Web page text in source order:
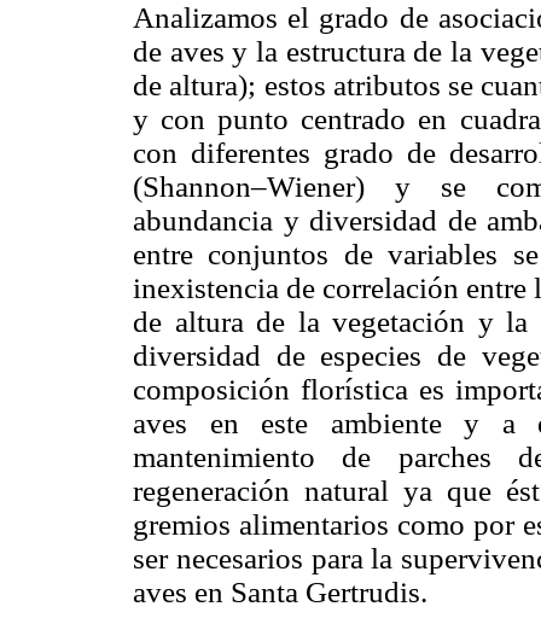
Analizamos el grado de
de aves y la estructura de la
de altura); estos atributos se
y con punto centrado en
con diferentes grado de
(Shannon–Wiener) y se
abundancia y diversidad de
entre conjuntos de variables
inexistencia de correlación
de altura de la vegetación y
diversidad de especies de
composición florística es
aves en este ambiente y a
mantenimiento de parches
regeneración natural ya que
gremios alimentarios como por
ser necesarios para la
aves en Santa Gertrudis.